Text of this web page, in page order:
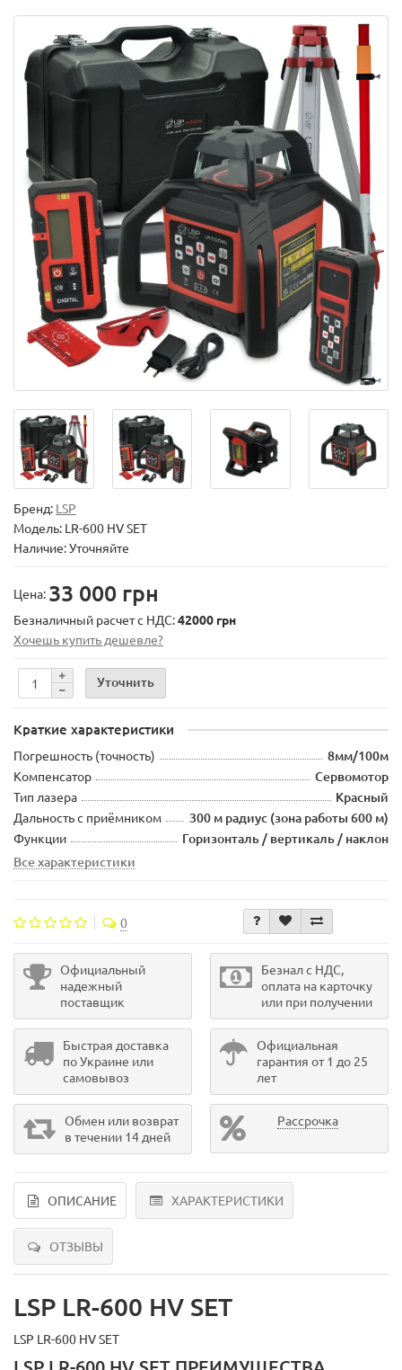
Бренд: LSP
Модель: LR-600 HV SET
Наличие: Уточняйте
Цена: 33 000 грн
Безналичный расчет с НДС:42000 грн
Хочешь купить дешевле?
Уточнить
Краткие характеристики
Погрешность (точность) 8мм/100м
Компенсатор Сервомотор
Тип лазера Красный
Дальность с приёмником 300 м радиус (зона работы 600 м)
Функции
Горизонталь / вертикаль / наклон
Все характеристики
0
Официальный
надежный
поставщик
Безнал с НДС,
оплата на карточку
или при получении
Быстрая доставка
по Украине или
самовывоз
Официальная
гарантия от 1 до 25
лет
Обмен или возврат
в течении 14 дней
Рассрочка
ОПИСАНИЕ ХАРАКТЕРИСТИКИ
ОТЗЫВЫ
LSP LR-600 HV SET
LSP LR-600 HV SET